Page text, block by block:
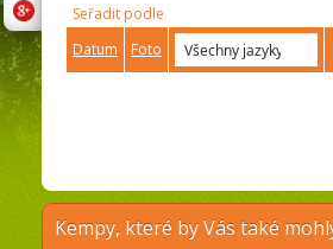
Seřadit podle
Datum
Foto
Kempy, které by Vás také